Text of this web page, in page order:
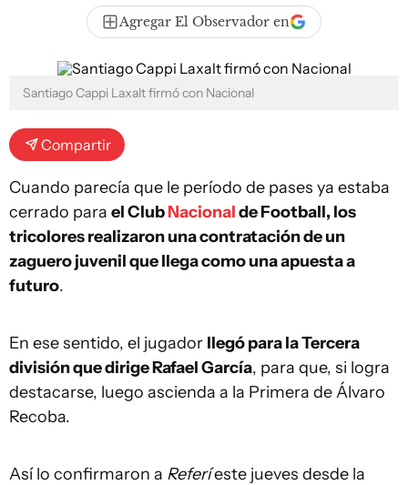
Agregar El Observador en
Santiago Cappi Laxalt firmó con Nacional
Compartir
Cuando parecía que le período de pases ya estaba
cerrado para el ClubNacionalde Football, los
tricolores realizaron una contratación de un
zaguero juvenil que llega como una apuesta a
futuro.
En ese sentido, el jugador llegó para la Tercera
división que dirige Rafael García, para que, si logra
destacarse, luego ascienda a la Primera de Álvaro
Recoba.
Así lo confirmaron a Referíeste jueves desde la